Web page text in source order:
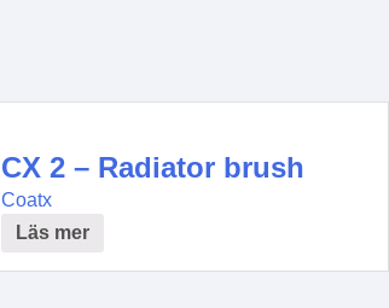
CX 2 – Radiator brush
Coatx
Läs mer